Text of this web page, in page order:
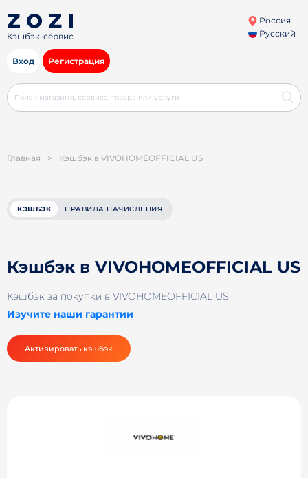
Кэшбэк-сервис
Россия
Русский
Вход Регистрация
Главная > Кэшбэк в VIVOHOMEOFFICIAL US
КЭШБЭК ПРАВИЛА НАЧИСЛЕНИЯ
Кэшбэк в VIVOHOMEOFFICIAL US
Кэшбэк за покупки в VIVOHOMEOFFICIAL US
Изучите наши гарантии
Активировать кэшбэк